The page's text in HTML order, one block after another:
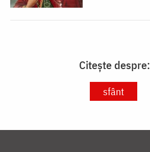
Citește despre:
sfânt